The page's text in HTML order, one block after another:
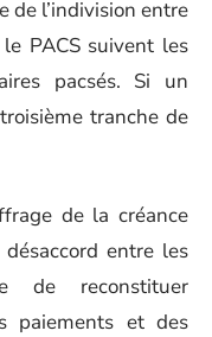
de l’indivision entre
PACS suivent les
pacsés. Si un
tranche de
de la créance
entre les
de reconstituer
paiements et des